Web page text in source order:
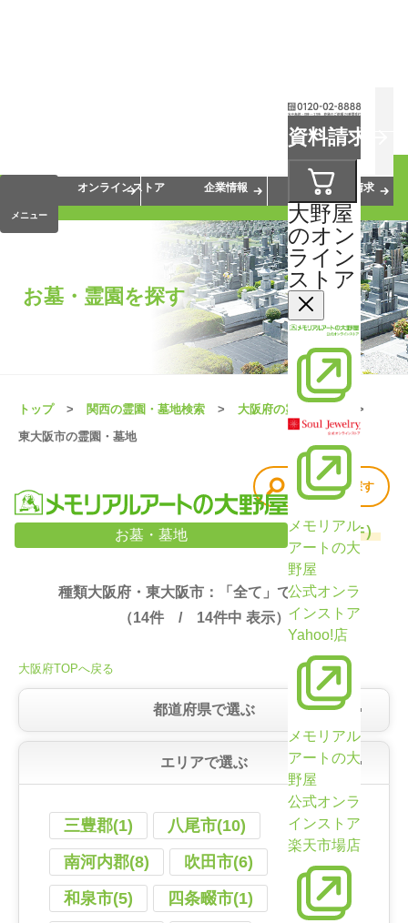
お墓・墓地
資料請求
大野屋
のオン
ライン
ストア
メモリアル
アートの大
野屋
公式オンラ
インストア
Yahoo!店
メモリアル
アートの大
野屋
公式オンラ
インストア
楽天市場店
メニュー
会員サービス
オンラインストア
企業情報 資料請求
お墓・霊園を探す
トップ 関西の霊園・墓地検索
大阪府の霊園・墓地
東大阪市の霊園・墓地
大阪府・東大阪市の霊園・墓地検索結果（14件）
他の条件で探す
種類大阪府・東大阪市：「全て」で絞り込み
（14件 / 14件中 表示）
大阪府TOPへ戻る
都道府県で選ぶ
エリアで選ぶ
三豊郡(1)
八尾市(10)
南河内郡(8)
吹田市(6)
和泉市(5)
四条畷市(1)